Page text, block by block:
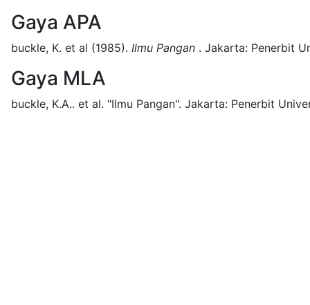
Gaya APA
buckle, K. et al (1985). Ilmu Pangan . Jakarta: Penerbit
Gaya MLA
buckle, K.A.. et al. "Ilmu Pangan". Jakarta: Penerbit